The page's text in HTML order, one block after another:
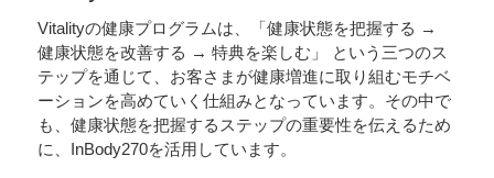
Vitalityの健康プログラムは、「健康状態を把握する →
健康状態を改善する → 特典を楽しむ」 という三つのス
テップを通じて、お客さまが健康増進に取り組むモチベ
ーションを高めていく仕組みとなっています。その中で
も、健康状態を把握するステップの重要性を伝えるため
に、InBody270を活用しています。